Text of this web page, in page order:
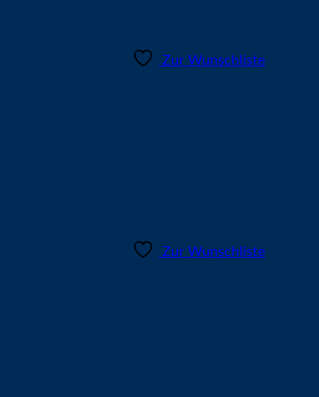
Zur Wunschliste
Zur Wunschliste